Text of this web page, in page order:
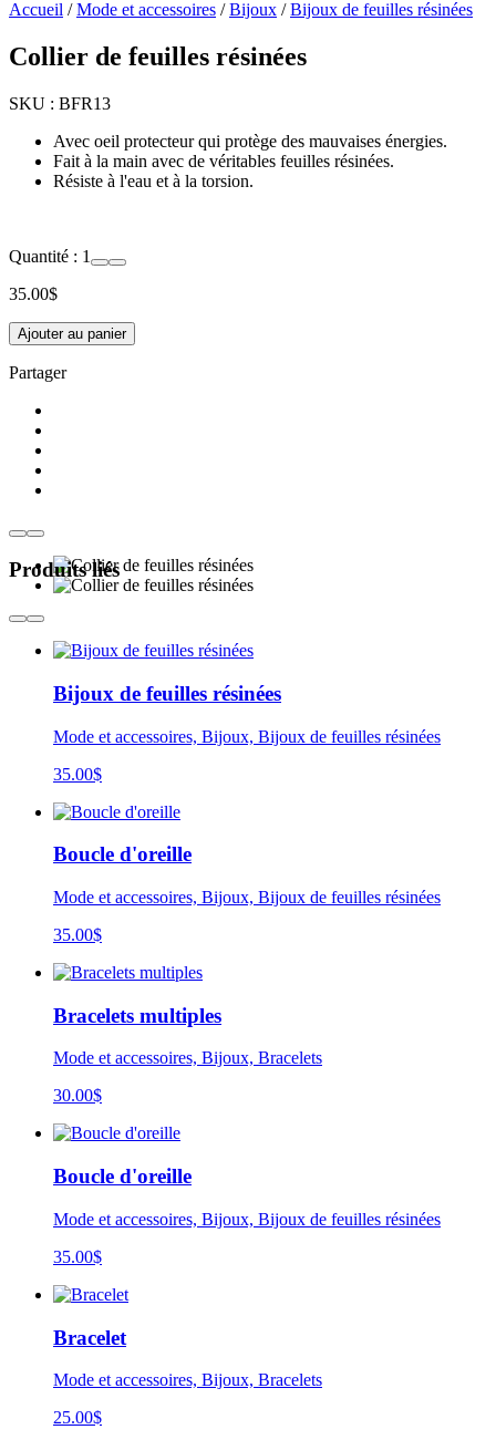
Accueil /Mode et accessoires /Bijoux /Bijoux de feuilles résinées
Collier de feuilles résinées
SKU : BFR13
Avec oeil protecteur qui protège des mauvaises énergies.
Fait à la main avec de véritables feuilles résinées.
Résiste à l'eau et à la torsion.
Quantité : 1
35.00$
Ajouter au panier
Partager
Produits liés
Bijoux de feuilles résinées
Mode et accessoires, Bijoux, Bijoux de feuilles résinées
35.00$
Boucle d'oreille
Mode et accessoires, Bijoux, Bijoux de feuilles résinées
35.00$
Bracelets multiples
Mode et accessoires, Bijoux, Bracelets
30.00$
Boucle d'oreille
Mode et accessoires, Bijoux, Bijoux de feuilles résinées
35.00$
Bracelet
Mode et accessoires, Bijoux, Bracelets
25.00$